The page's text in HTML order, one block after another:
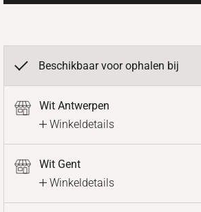
Beschikbaar voor ophalen bij
Wit Antwerpen
Winkeldetails
Wit Gent
Winkeldetails